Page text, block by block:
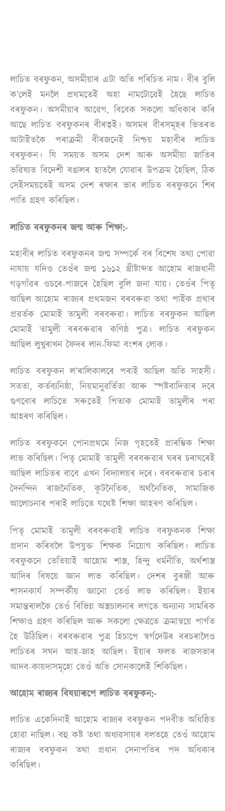
লাচিত বৰফুকন, অসমীয়াৰ এটা অতি পৰিচিত নাম। বীৰ বুলি
ক’লেই মনলৈ প্ৰথমতেই অহা নামটোৱেই হৈছে লাচিত
বৰফুকন। অসমীয়াৰ আৱেগ, বিবেক সকলো অধিকাৰ কৰি
আছে লাচিত বৰফুকনৰ বীৰত্বই। অসমৰ বীৰসমূহৰ ভিতৰত
আটাইতকৈ পৰাক্ৰমী বীৰজনেই নিশ্চয় মহাবীৰ লাচিত
বৰফুকন। যি সময়ত অসম দেশ আৰু অসমীয়া জাতিৰ
ভৱিষ্যত বিদেশী বঙালৰ হাতলৈ যোৱাৰ উপক্ৰম হৈছিল, ঠিক
সেইসময়তেই অসম দেশ ৰক্ষাৰ ভাৰ লাচিত বৰফুকনে শিৰ
পাতি গ্ৰহণ কৰিছিল।
লাচিত বৰফুকনৰ জন্ম আৰু শিক্ষা:-
মহাবীৰ লাচিত বৰফুকনৰ জন্ম সম্পৰ্কে বৰ বিশেষ তথ্য পোৱা
নাযায় যদিও তেওঁৰ জন্ম ১৬১২ খ্ৰীষ্টাব্দত আহোম ৰাজধানী
গড়গাঁৱৰ ওচৰে-পাজৰে হৈছিল বুলি জনা যায়। তেওঁৰ পিতৃ
আছিল আহোম ৰাজ্যৰ প্ৰথমজন বৰবৰুৱা তথা পাইক প্ৰথাৰ
প্ৰৱৰ্তক মোমাই তামুলী বৰবৰুৱা। লাচিত বৰফুকন আছিল
মোমাই তামুলী বৰবৰুৱাৰ কণিষ্ঠ পুত্ৰ। লাচিত বৰফুকন
আছিল লুখুৰাখন ফৈদৰ লান-ফিমা বংশৰ লোক।
লাচিত বৰফুকন ল’ৰালিকালৰে পৰাই আছিল অতি সাহসী।
সততা, কৰ্তব্যনিষ্ঠা, নিয়মানুৱৰ্তিতা আৰু স্পষ্টবাদিতাৰ দৰে
গুণবোৰ লাচিতে সৰুতেই পিতাক মোমাই তামুলীৰ পৰা
আহৰণ কৰিছিল।
লাচিত বৰফুকনে পোনপ্ৰথমে নিজ গৃহতেই প্ৰাৰম্ভিক শিক্ষা
লাভ কৰিছিল। পিতৃ মোমাই তামুলী বৰবৰুৱাৰ ঘৰৰ চৰাঘৰেই
আছিল লাচিতৰ বাবে এখন বিদ্যালয়ৰ দৰে। বৰবৰুৱাৰ চৰাৰ
দৈনন্দিন ৰাজনৈতিক, কূটনৈতিক, অৰ্থনৈতিক, সামাজিক
আলোচনাৰ পৰাই লাচিতে যথেষ্ট শিক্ষা আহৰণ কৰিছিল।
পিতৃ মোমাই তামুলী বৰবৰুৱাই লাচিত বৰফুকনক শিক্ষা
প্ৰদান কৰিবলৈ উপযুক্ত শিক্ষক নিয়োগ কৰিছিল। লাচিত
বৰফুকনে তেতিয়াই আহোম শাস্ত্ৰ, হিন্দু ধৰ্মনীতি, অৰ্থশাস্ত্ৰ
আদিৰ বিষয়ে জ্ঞান লাভ কৰিছিল। দেশৰ বুৰঞ্জী আৰু
শাসনকাৰ্য সম্পৰ্কীয় জ্ঞানো তেওঁ লাভ কৰিছিল। ইয়াৰ
সমান্তৰালকৈ তেওঁ বিভিন্ন অস্ত্ৰচালনাৰ লগতে অন্যান্য সামৰিক
শিক্ষাও গ্ৰহণ কৰিছিল আৰু সকলো ক্ষেত্ৰতে ক্ৰমান্বয়ে পাৰ্গত
হৈ উঠিছিল। বৰবৰুৱাৰ পুত্ৰ হিচাপে স্বৰ্গদেউৰ বৰচৰালৈও
লাচিতৰ সঘন আহ-জাহ আছিল। ইয়াৰ ফলত ৰাজসভাৰ
আদব-কায়দাসমূহো তেওঁ অতি সোনকালেই শিকিছিল।
আহোম ৰাজ্যৰ বিষয়াৰূপে লাচিত বৰফুকন:-
লাচিত একেদিনাই আহোম ৰাজ্যৰ বৰফুকন পদবীত অধিষ্ঠিত
হোৱা নাছিল। বহু কষ্ট তথা অধ্যৱসায়ৰ বলতহে তেওঁ আহোম
ৰাজ্যৰ বৰফুকন তথা প্ৰধান সেনাপতিৰ পদ অধিকাৰ
কৰিছিল।